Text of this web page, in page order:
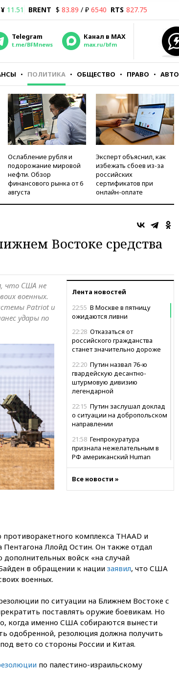
¥ 11.51 BRENT $ 83.89 / ₽ 6540 RTS 827.75
Telegram
t.me/BFMnews
Канал в MAX
max.ru/bfm
ПОЛИТИКА ОБЩЕСТВО ПРАВО АВТО
Ослабление рубля и
подорожание мировой
нефти. Обзор
финансового рынка от 6
августа
Эксперт объяснил, как
избежать сбоев из-за
российских
сертификатов при
онлайн-оплате
Востоке средства
Лента новостей
22:55 В Москве в пятницу
ожидаются ливни
22:28 Отказаться от
российского гражданства
станет значительно дороже
22:20 Путин назвал 76-ю
гвардейскую десантно-
штурмовую дивизию
легендарной
22:15 Путин заслушал доклад
о ситуации на добропольском
направлении
21:58 Генпрокуратура
признала нежелательным в
РФ американский Human
21:35 «Аэрофлот» отменяет
часть рейсов в Сочи и
метровой вышки
21:10
РФ не получала
обращений о прекращении
концессии строительства ж/д
В России вновь
обсуждают эксперимент по
онлайн-продаже алкоголя
Матвиенко: россиянам
могут рекомендовать не
посещать Армению
20:35 ПВО за день сбила еще
281 украинский беспилотник
Все новости »
что США не
военных.
Patriot и
удары по
комплекса THAAD и
Пентагона Ллойд Остин. Он также отдал
войск «на случай
в обращении к нации заявил, что США
военных.
по ситуации на Ближнем Востоке с
поставлять оружие боевикам. Но
когда именно США собираются вынести
одобренной, резолюция должна получить
вето со стороны России и Китая.
по палестино-израильскому